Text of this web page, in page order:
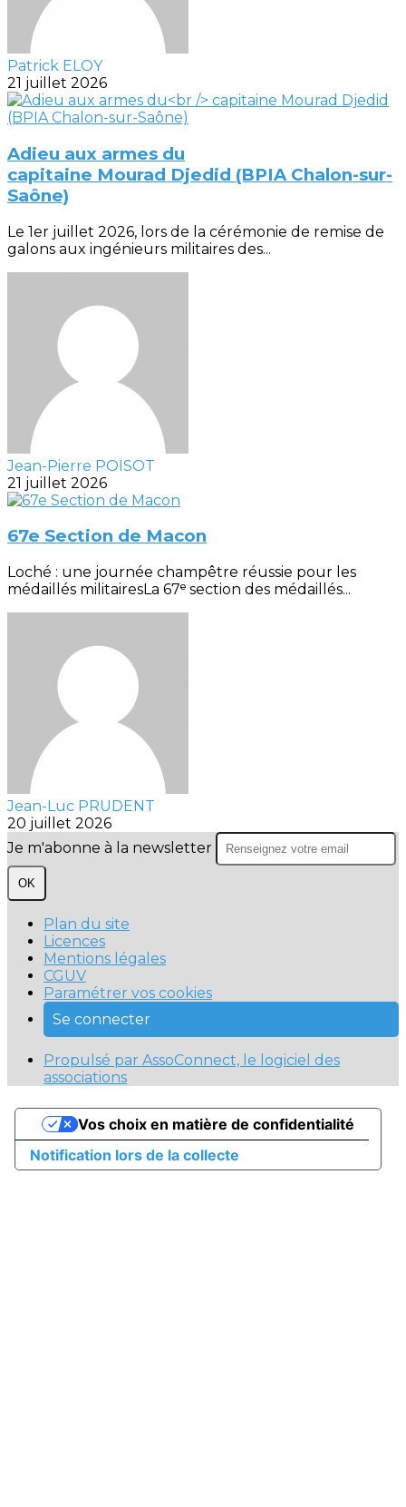
Patrick ELOY
21 juillet 2026
Adieu aux armes du
capitaine Mourad Djedid (BPIA Chalon-sur-
Saône)
Le 1er juillet 2026, lors de la cérémonie de remise de
galons aux ingénieurs militaires des...
Jean-Pierre POISOT
21 juillet 2026
67e Section de Macon
Loché : une journée champêtre réussie pour les
médaillés militairesLa 67ᵉ section des médaillés...
Jean-Luc PRUDENT
20 juillet 2026
Je m'abonne à la newsletter
OK
Plan du site
Licences
Mentions légales
CGUV
Paramétrer vos cookies
Se connecter
Propulsé par AssoConnect, le logiciel des
associations
Notification lors de la collecte
Vos choix en matière de confidentialité